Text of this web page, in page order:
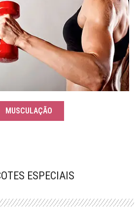
MUSCULAÇÃO
ESPECIAIS